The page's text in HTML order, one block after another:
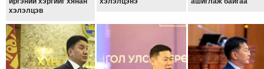
ИЙН
ЭРГЭН
ТОЙРОНД
"ЖИ
хэлэлцэв